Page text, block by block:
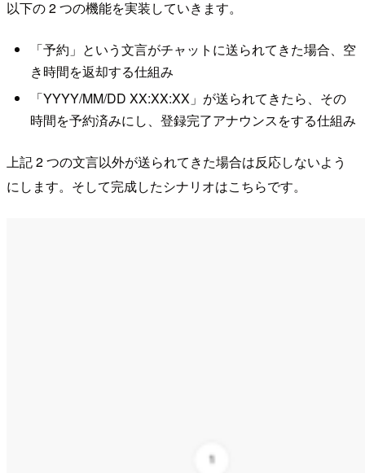
以下の 2 つの機能を実装していきます。
「予約」という文言がチャットに送られてきた場合、空
き時間を返却する仕組み
「YYYY/MM/DD XX:XX:XX」が送られてきたら、その
時間を予約済みにし、登録完了アナウンスをする仕組み
上記 2 つの文言以外が送られてきた場合は反応しないよう
にします。そして完成したシナリオはこちらです。